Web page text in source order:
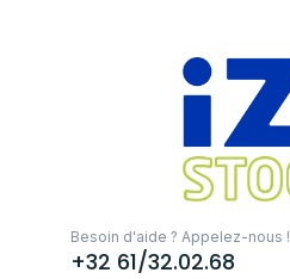
Besoin d'aide ? Appelez-nous !
+32 61/32.02.68